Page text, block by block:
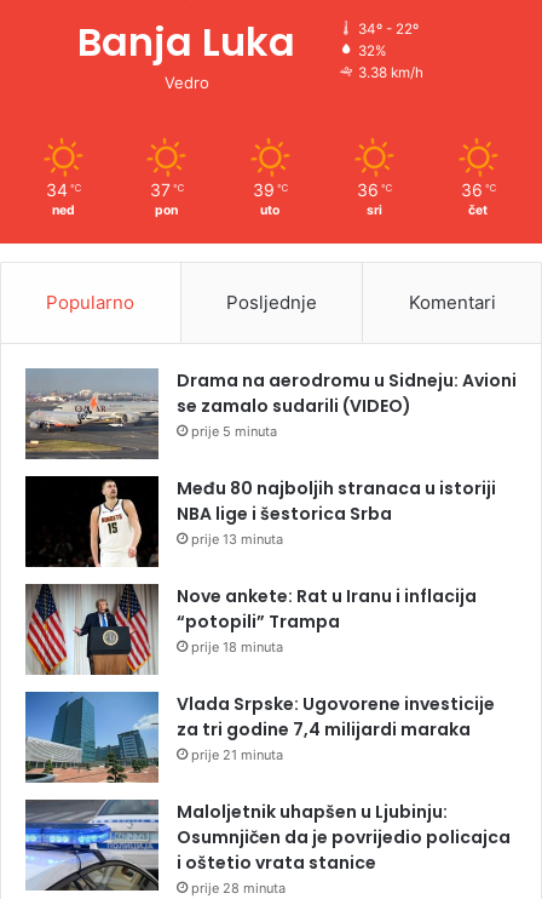
Banja Luka
Vedro
34º - 22º
32%
3.38 km/h
34 ℃
ned
37 ℃
pon
39 ℃
uto
36 ℃
sri
36 ℃
čet
Popularno Posljednje Komentari
Drama na aerodromu u Sidneju: Avioni
se zamalo sudarili (VIDEO)
prije 5 minuta
Među 80 najboljih stranaca u istoriji
NBA lige i šestorica Srba
prije 13 minuta
Nove ankete: Rat u Iranu i inflacija
“potopili” Trampa
prije 18 minuta
Vlada Srpske: Ugovorene investicije
za tri godine 7,4 milijardi maraka
prije 21 minuta
Maloljetnik uhapšen u Ljubinju:
Osumnjičen da je povrijedio policajca
i oštetio vrata stanice
prije 28 minuta